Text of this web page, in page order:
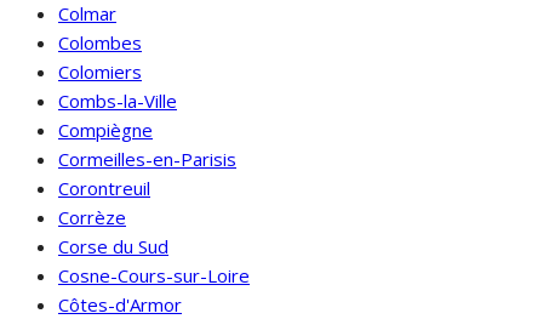
Colmar
Colombes
Colomiers
Combs-la-Ville
Compiègne
Cormeilles-en-Parisis
Corontreuil
Corrèze
Corse du Sud
Cosne-Cours-sur-Loire
Côtes-d'Armor